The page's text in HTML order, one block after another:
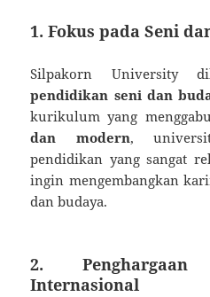
1. Fokus pada Seni
Silpakorn University
pendidikan seni dan
kurikulum yang
dan modern,
pendidikan yang sangat
ingin mengembangkan
dan budaya.
2.
Internasional